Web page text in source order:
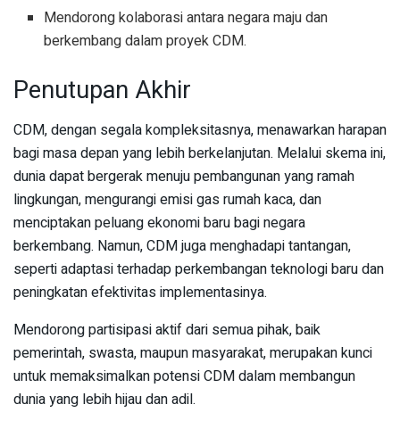
Mendorong kolaborasi antara negara maju dan
berkembang dalam proyek CDM.
Penutupan Akhir
CDM, dengan segala kompleksitasnya, menawarkan harapan
bagi masa depan yang lebih berkelanjutan. Melalui skema ini,
dunia dapat bergerak menuju pembangunan yang ramah
lingkungan, mengurangi emisi gas rumah kaca, dan
menciptakan peluang ekonomi baru bagi negara
berkembang. Namun, CDM juga menghadapi tantangan,
seperti adaptasi terhadap perkembangan teknologi baru dan
peningkatan efektivitas implementasinya.
Mendorong partisipasi aktif dari semua pihak, baik
pemerintah, swasta, maupun masyarakat, merupakan kunci
untuk memaksimalkan potensi CDM dalam membangun
dunia yang lebih hijau dan adil.